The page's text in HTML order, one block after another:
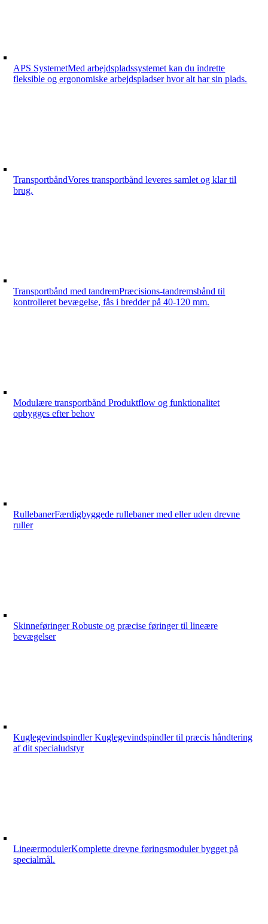
APS SystemetMed arbejdspladssystemet kan du indrette
fleksible og ergonomiske arbejdspladser hvor alt har sin plads.
TransportbåndVores transportbånd leveres samlet og klar til
brug.
Transportbånd med tandremPræcisions-tandremsbånd til
kontrolleret bevægelse, fås i bredder på 40-120 mm.
Modulære transportbånd Produktflow og funktionalitet
opbygges efter behov
RullebanerFærdigbyggede rullebaner med eller uden drevne
ruller
SkinneføringerRobuste og præcise føringer til lineære
bevægelser
KuglegevindspindlerKuglegevindspindler til præcis håndtering
af dit specialudstyr
LineærmodulerKomplette drevne føringsmoduler bygget på
specialmål.